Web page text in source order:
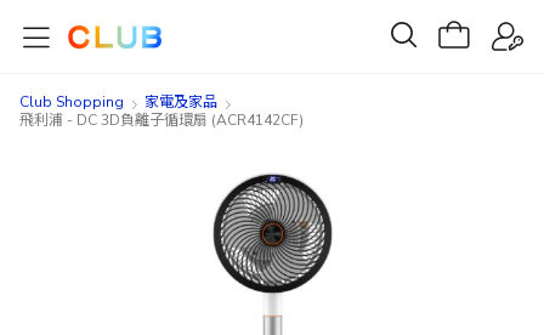
Club Shopping
家電及家品
飛利浦 - DC 3D負離子循環扇 (ACR4142CF)